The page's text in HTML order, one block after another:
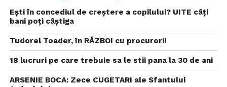
Eşti în concediul de creştere a copilului? UITE câţi
bani poţi câştiga
Tudorel Toader, în RĂZBOI cu procurorii
18 lucruri pe care trebuie sa le stii pana la 30 de ani
ARSENIE BOCA: Zece CUGETARI ale Sfantului